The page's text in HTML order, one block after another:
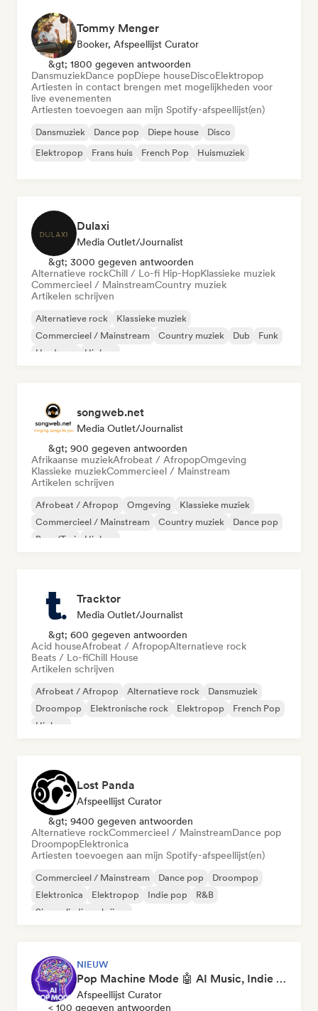
Tommy Menger
Booker, Afspeellijst Curator
&gt; 1800 gegeven antwoorden
DansmuziekDance popDiepe houseDiscoElektropop
Artiesten in contact brengen met mogelijkheden voor
live evenementen
Artiesten toevoegen aan mijn Spotify-afspeellijst(en)
Dansmuziek Dance pop Diepe house
Disco
Elektropop
Frans huis French Pop Huismuziek
Dulaxi
Media Outlet/Journalist
&gt; 3000 gegeven antwoorden
Alternatieve rockChill / Lo-fi Hip-HopKlassieke muziek
Commercieel / MainstreamCountry muziek
Artikelen schrijven
Alternatieve rock
Klassieke muziek
Commercieel / Mainstream
Country muziek Dub
Funk
Hardcore
Hiphop
songweb.net
Media Outlet/Journalist
&gt; 900 gegeven antwoorden
Afrikaanse muziekAfrobeat / AfropopOmgeving
Klassieke muziekCommercieel / Mainstream
Artikelen schrijven
Afrobeat / Afropop Omgeving
Klassieke muziek
Commercieel / Mainstream
Country muziek
Dance pop
Boor/Trui
Hiphop
Tracktor
Media Outlet/Journalist
&gt; 600 gegeven antwoorden
Acid houseAfrobeat / AfropopAlternatieve rock
Beats / Lo-fiChill House
Artikelen schrijven
Afrobeat / Afropop Alternatieve rock
Dansmuziek
Droompop
Elektronische rock Elektropop
French Pop
Hiphop
Lost Panda
Afspeellijst Curator
&gt; 9400 gegeven antwoorden
Alternatieve rockCommercieel / MainstreamDance pop
DroompopElektronica
Artiesten toevoegen aan mijn Spotify-afspeellijst(en)
Commercieel / Mainstream Dance pop
Droompop
Elektronica
Elektropop Indie pop
R&B
Singer-liedjesschrijver
NIEUW
Pop Machine Mode 🤖 AI Music, Indie Pop & Dream Pop
Afspeellijst Curator
< 100 gegeven antwoorden